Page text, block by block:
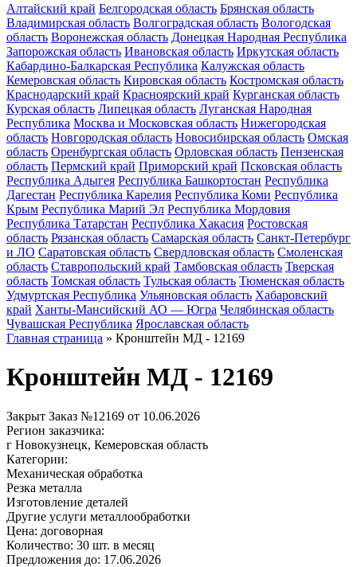
Алтайский край Белгородская область Брянская область
Владимирская область Волгоградская область Вологодская
область Воронежская область Донецкая Народная Республика
Запорожская область Ивановская область Иркутская область
Кабардино-Балкарская Республика Калужская область
Кемеровская область Кировская область Костромская область
Краснодарский край Красноярский край Курганская область
Курская область Липецкая область Луганская Народная
Республика Москва и Московская область Нижегородская
область Новгородская область Новосибирская область Омская
область Оренбургская область Орловская область Пензенская
область Пермский край Приморский край Псковская область
Республика Адыгея Республика Башкортостан Республика
Дагестан Республика Карелия Республика Коми Республика
Крым Республика Марий Эл Республика Мордовия
Республика Татарстан Республика Хакасия Ростовская
область Рязанская область Самарская область Санкт-Петербург
и ЛО Саратовская область Свердловская область Смоленская
область Ставропольский край Тамбовская область Тверская
область Томская область Тульская область Тюменская область
Удмуртская Республика Ульяновская область Хабаровский
край Ханты-Мансийский АО — Югра Челябинская область
Чувашская Республика Ярославская область
Главная страница » Кронштейн МД - 12169
Кронштейн МД - 12169
Закрыт Заказ №12169 от 10.06.2026
Регион заказчика:
г Новокузнецк, Кемеровская область
Категории:
Механическая обработка
Резка металла
Изготовление деталей
Другие услуги металлообработки
Цена: договорная
Количество: 30 шт. в месяц
Предложения до: 17.06.2026